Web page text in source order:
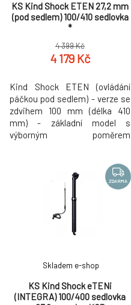
KS Kind Shock ETEN 27,2 mm
(pod sedlem) 100/410 sedlovka
*
4 399 Kč
4 179 Kč
Kind Shock ETEN (ovládání
páčkou pod sedlem) - verze se
zdvihem 100 mm (délka 410
mm) - základní model s
výborným poměrem
okamžitou změnu výšky sedla
bez nutnosti sestoupit z kola a
to i za jízdy. Snadné ovládání
pomocí páčky umístěné pod
sedlem materiál: tělo slitina
Alloy plynový systém s hyd
ZDARMA
KS Kind Shock eTENi
(INTEGRA) 100/400 sedlovka
Skladem e-shop